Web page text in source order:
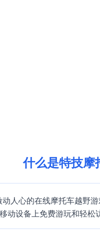
什么是特技摩
人心的在线摩托车越野
设备上免费游玩和轻松